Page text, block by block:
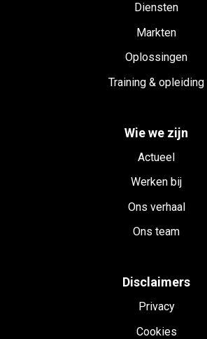
Diensten
Markten
Oplossingen
Training & opleiding
Wie we zijn
Actueel
Werken bij
Ons verhaal
Ons team
Disclaimers
Privacy
Cookies